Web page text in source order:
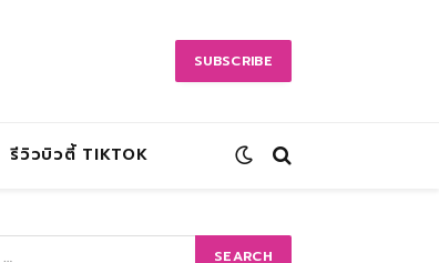
SUBSCRIBE
รีวิวบิวตี้ TIKTOK